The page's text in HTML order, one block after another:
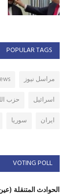
POPULAR TAGS
مراسل نيوز
اسرائيل
حزب
ايران
سوريا
VOTING POLL
الحوادث المتنقلة